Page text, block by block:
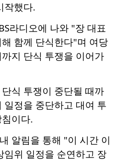
작했다.
라디오에 나와 "장 대표
함께 단식한다"며 여당
지 단식 투쟁을 이어가
식 투쟁이 중단될 때까
일정을 중단하고 대여 투
이다.
알림을 통해 "이 시간 이
임위 일정을 순연하고 장